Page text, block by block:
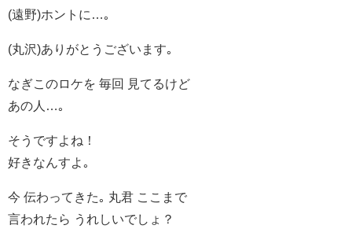
(遠野)ホントに…｡
(丸沢)ありがとうございます｡
なぎこのロケを 毎回 見てるけど
あの人…｡
そうですよね！
好きなんすよ｡
今 伝わってきた｡ 丸君 ここまで
言われたら うれしいでしょ？